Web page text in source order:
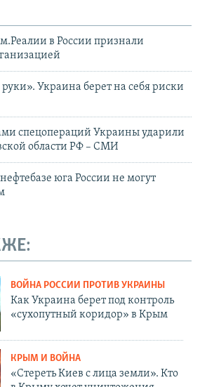
в России признали
Украина берет на себя риски
спецопераций Украины ударили
области РФ – СМИ
юга России не могут
ВОЙНА РОССИИ ПРОТИВ УКРАИНЫ
Как Украина берет под контроль
«сухопутный коридор» в Крым
КРЫМ И ВОЙНА
«Стереть Киев с лица земли». Кто